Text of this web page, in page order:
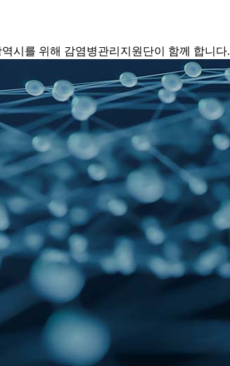
시를 위해 감염병관리지원단이 함께 합니다.